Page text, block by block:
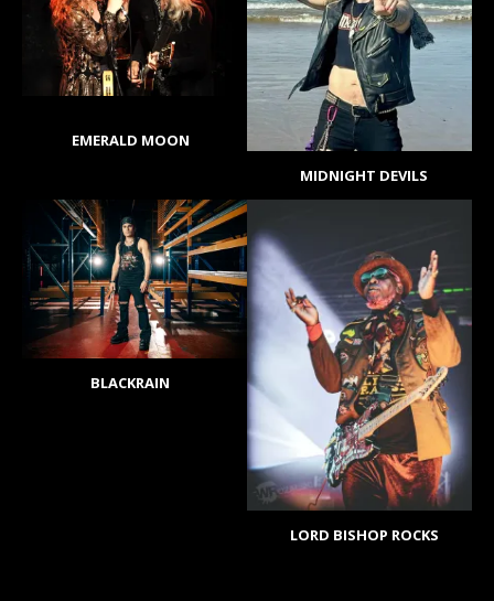
EMERALD MOON
MIDNIGHT DEVILS
BLACKRAIN
LORD BISHOP ROCKS